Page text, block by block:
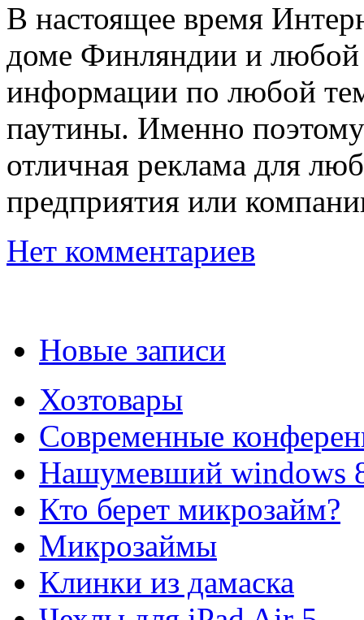
В настоящее время
доме Финляндии и любой
информации по любой
паутины. Именно
отличная реклама для
предприятия или
Нет комментариев
Новые записи
Хозтовары
Современные
Нашумевший windows
Кто берет микрозайм?
Микрозаймы
Клинки из дамаска